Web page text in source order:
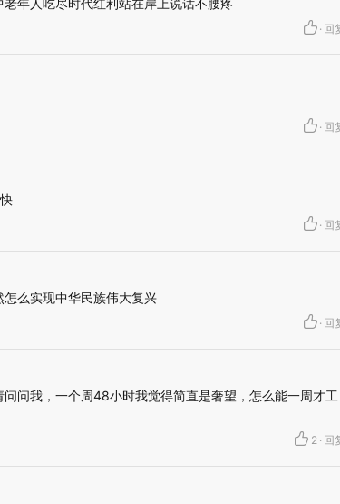
年人吃尽时代红利站在岸上说话不腰疼
· 回
· 回
· 回
么实现中华民族伟大复兴
· 回
问我，一个周48小时我觉得简直是奢望，怎么能一周才工
2 · 回